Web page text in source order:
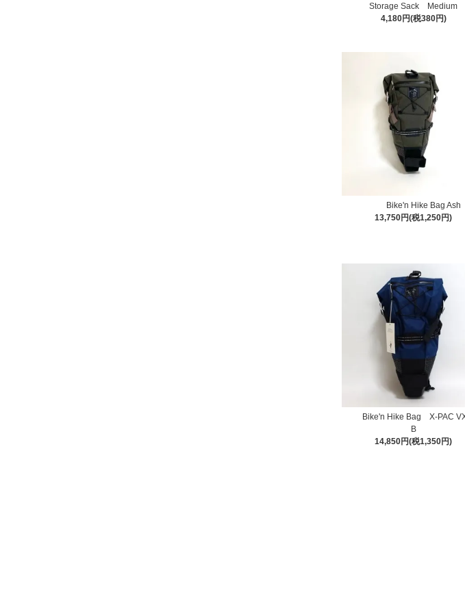
Storage Sack Medium
4,180円(税380円)
Bike'n Hike Bag Ash
13,750円(税1,250円)
Bike'n Hike Bag X-PAC
B
14,850円(税1,350円)